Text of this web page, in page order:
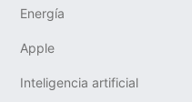
Energía
Apple
Inteligencia artificial